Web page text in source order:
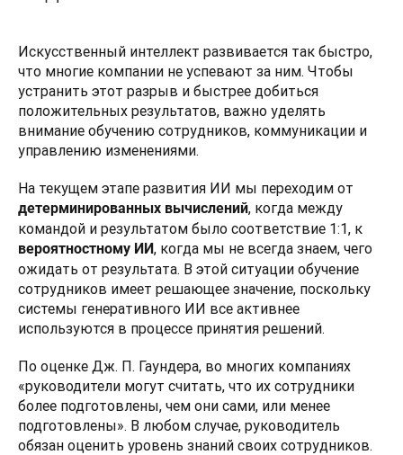
Искусственный интеллект развивается так быстро,
что многие компании не успевают за ним. Чтобы
устранить этот разрыв и быстрее добиться
положительных результатов, важно уделять
внимание обучению сотрудников, коммуникации и
управлению изменениями.
детерминированных вычислений, когда между
вероятностному ИИ, когда мы не всегда знаем, чего
ожидать от результата. В этой ситуации обучение
сотрудников имеет решающее значение, поскольку
системы генеративного ИИ все активнее
используются в процессе принятия решений.
По оценке Дж. П. Гаундера, во многих компаниях
«руководители могут считать, что их сотрудники
более подготовлены, чем они сами, или менее
подготовлены». В любом случае, руководитель
обязан оценить уровень знаний своих сотрудников.